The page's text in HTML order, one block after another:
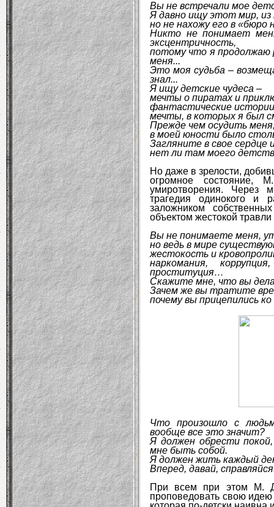
Вы не встречали мое
Я давно ищу этот мир,
но не нахожу его в «бюро
Никто не понимает
эксцентричность,
потому что я продолжаю
меня...
Это моя судьба –
знал...
Я ищу детские чудеса –
мечты о пиратах и
фантастические
мечты, в которых я был
Прежде чем осудить
в моей юности было
Загляните в свое сердце
нет ли там моего
Но даже в зрелости,
огромное состояние,
умиротворения. Через
трагедия одинокого и
заложником
объектом жестокой
Вы не понимаете меня,
но ведь в мире
жестокость и
наркомания,
проституция…
Скажите мне, что вы
Зачем же вы тратите
почему вы прицепились
Что произошло с
вообще все это значит?
Я должен обрести
мне быть собой.
Я должен жить каждый
Вперед, давай,
При всем при этом М.
проповедовать свою